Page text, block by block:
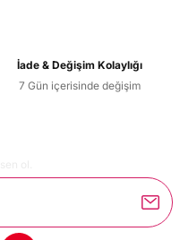
İade & Değişim Kolaylığı
7 Gün içerisinde değişim